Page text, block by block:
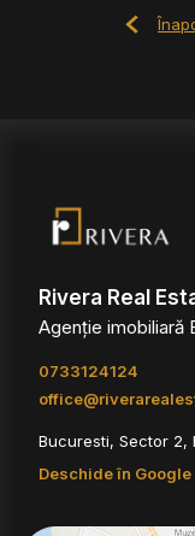
Rivera Real
Agenție imobiliară
0733124124
Bucuresti, Sector 2,
Deschide în Google